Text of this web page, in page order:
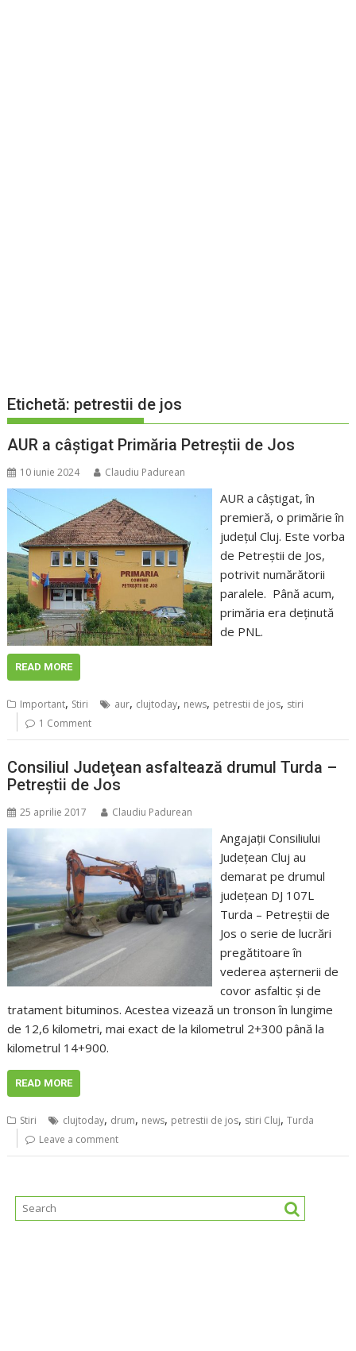
Etichetă: petrestii de jos
AUR a câștigat Primăria Petreștii de Jos
10 iunie 2024 Claudiu Padurean
AUR a câștigat, în
premieră, o primărie în
județul Cluj. Este vorba
de Petreștii de Jos,
potrivit numărătorii
paralele. Până acum,
primăria era deținută
de PNL.
READ MORE
Important, Stiri aur, clujtoday, news, petrestii de jos, stiri
1 Comment
Consiliul Judeţean asfaltează drumul Turda –
Petreştii de Jos
25 aprilie 2017 Claudiu Padurean
Angajaţii Consiliului
Judeţean Cluj au
demarat pe drumul
judeţean DJ 107L
Turda – Petreştii de
Jos o serie de lucrări
pregătitoare în
vederea aşternerii de
covor asfaltic şi de
tratament bituminos. Acestea vizează un tronson în lungime
de 12,6 kilometri, mai exact de la kilometrul 2+300 până la
kilometrul 14+900.
READ MORE
Stiri clujtoday, drum, news, petrestii de jos, stiri Cluj,Turda
Leave a comment